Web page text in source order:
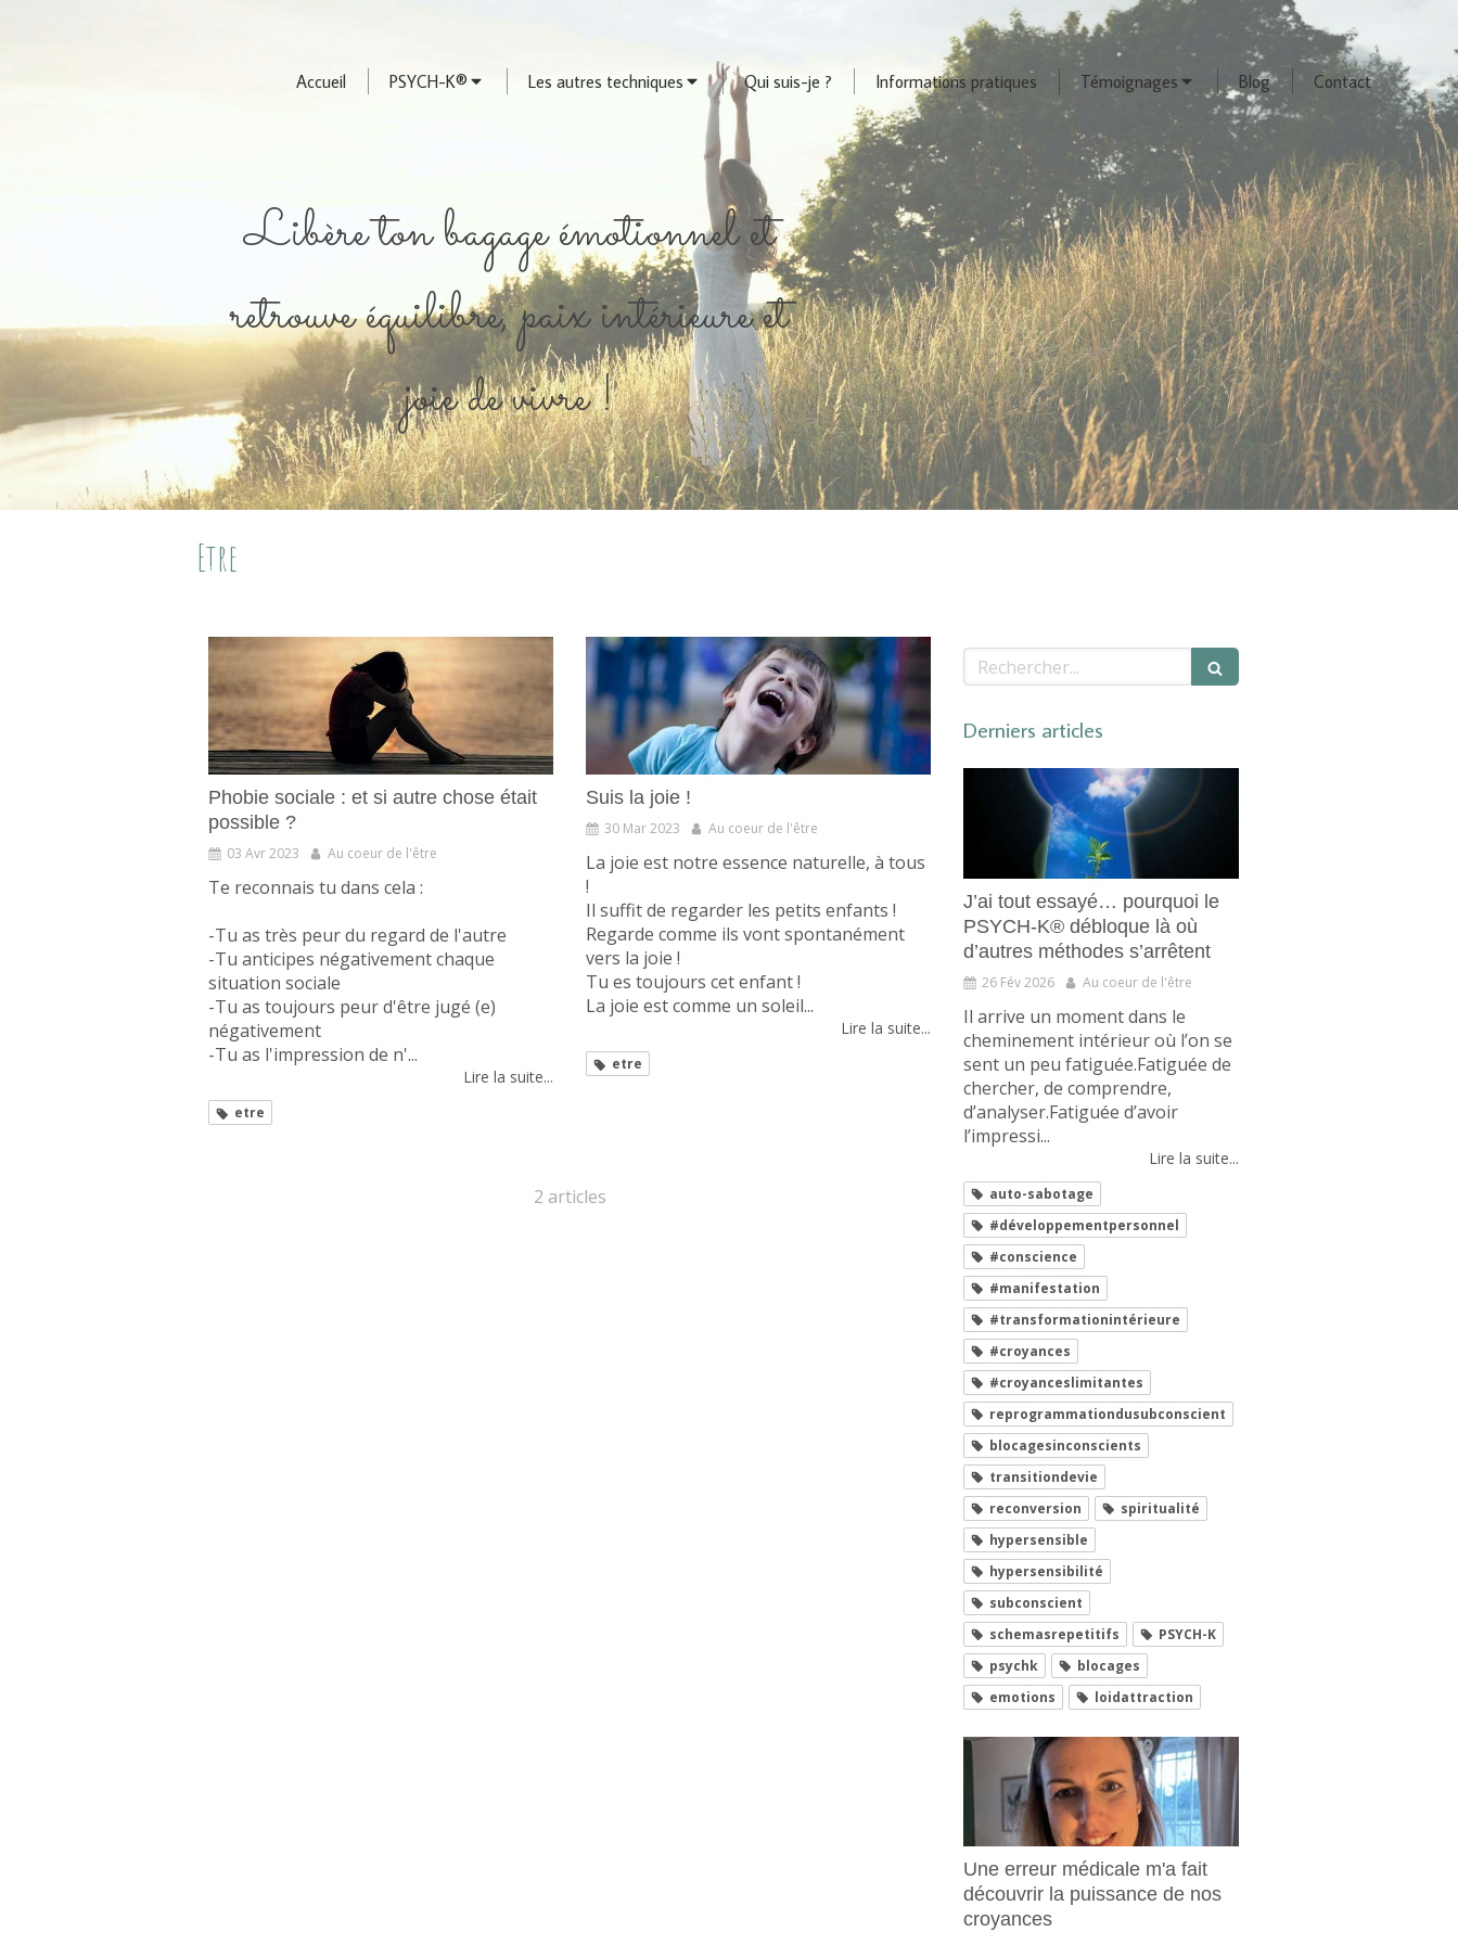
Accueil PSYCH-K® Les autres techniques Qui suis-je ? Informations pratiques Témoignages Blog Contact
Libère ton bagage émotionnel et
retrouve équilibre, paix intérieure et
joie de vivre !
Etre
Phobie sociale : et si autre chose était
possible ?
03 Avr 2023 Au coeur de l'être
Te reconnais tu dans cela :
-Tu as très peur du regard de l'autre
-Tu anticipes négativement chaque
situation sociale
-Tu as toujours peur d'être jugé (e)
négativement
-Tu as l'impression de n'...
Lire la suite...
etre
Suis la joie !
30 Mar 2023 Au coeur de l'être
La joie est notre essence naturelle, à tous
!
Il suffit de regarder les petits enfants !
Regarde comme ils vont spontanément
vers la joie !
Tu es toujours cet enfant !
La joie est comme un soleil...
Lire la suite...
etre
2 articles
Rechercher
Derniers articles
J’ai tout essayé… pourquoi le
PSYCH-K® débloque là où
d’autres méthodes s’arrêtent
26 Fév 2026 Au coeur de l'être
Il arrive un moment dans le
cheminement intérieur où l’on se
sent un peu fatiguée.Fatiguée de
chercher, de comprendre,
d’analyser.Fatiguée d’avoir
l’impressi...
Lire la suite...
auto-sabotage
#développementpersonnel
#conscience
#manifestation
#transformationintérieure
#croyances
#croyanceslimitantes
reprogrammationdusubconscient
blocagesinconscients
transitiondevie
reconversion
spiritualité
hypersensible
hypersensibilité
subconscient
schemasrepetitifs
PSYCH-K
psychk
blocages
emotions
loidattraction
Une erreur médicale m'a fait
découvrir la puissance de nos
croyances